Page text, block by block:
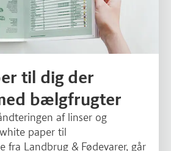
til dig der
bælgfrugter
af linser og
paper til
fra Landbrug & Fødevarer, går